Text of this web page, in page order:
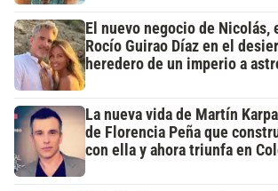
El nuevo negocio de Nicolás,
Rocío Guirao Díaz en el
heredero de un imperio a
La nueva vida de Martín
de Florencia Peña que
con ella y ahora triunfa en